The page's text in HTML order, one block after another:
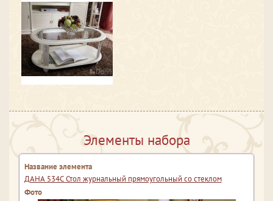
Элементы набора
ДАНА 534С Стол журнальный прямоугольный со стеклом